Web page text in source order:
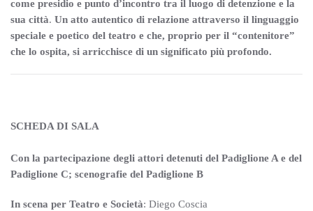
come presidio e punto d’incontro tra il luogo di detenzione e la
sua città. Un atto autentico di relazione attraverso il linguaggio
speciale e poetico del teatro e che, proprio per il “contenitore”
che lo ospita, si arricchisce di un significato più profondo.
SCHEDA DI SALA
Con la partecipazione degli attori detenuti del Padiglione A e del
Padiglione C; scenografie del Padiglione B
In scena per Teatro e Società: Diego Coscia